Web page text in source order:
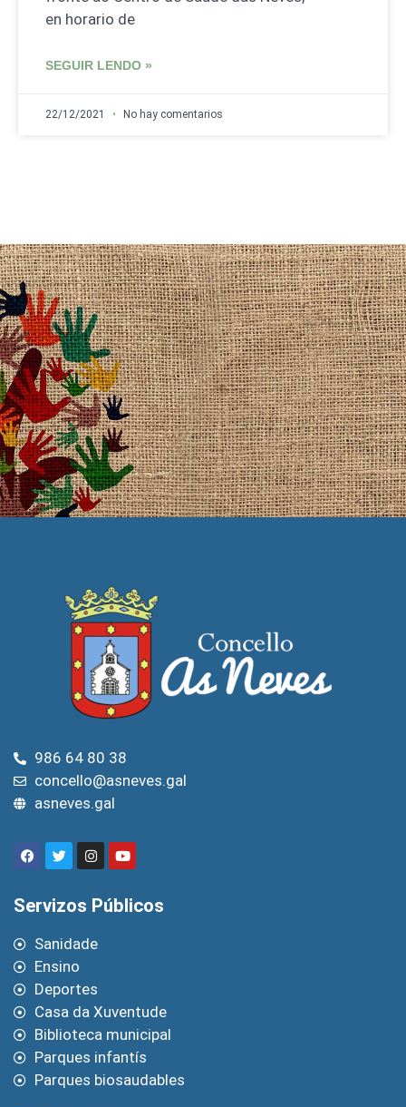
en horario de
SEGUIR LENDO »
22/12/2021 No hay comentarios
986 64 80 38
concello@asneves.gal
asneves.gal
Servizos Públicos
Sanidade
Ensino
Deportes
Casa da Xuventude
Biblioteca municipal
Parques infantís
Parques biosaudables